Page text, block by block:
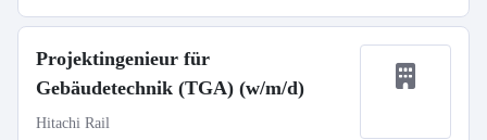
Projektingenieur für
Gebäudetechnik (TGA) (w/m/d)
Hitachi Rail